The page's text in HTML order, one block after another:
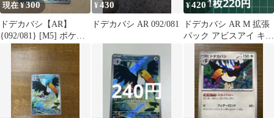
現在 ¥300
ドデカバシ【AR】
{092/081} [M5] ポケモ
ンカードゲーム
¥430
ドデカバシ AR 092/081
¥420
ドデカバシ AR M 拡張
パック アビスアイ キラ
092/081